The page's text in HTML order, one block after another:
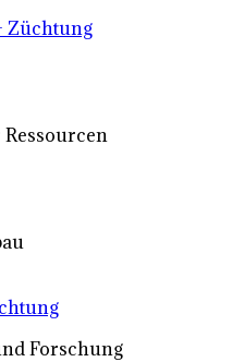
Züchtung
Forschung